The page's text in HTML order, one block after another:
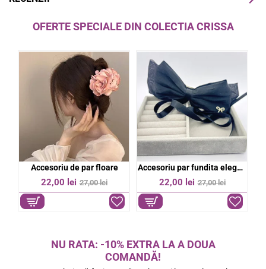
OFERTE SPECIALE DIN COLECTIA CRISSA
-19%
Accesoriu de par floare
22,00 lei 27,00 lei
-19%Accesoriu par fundita eleganta
22,00 lei 27,00 lei
NU RATA: -10% EXTRA LA A DOUA
COMANDĂ!